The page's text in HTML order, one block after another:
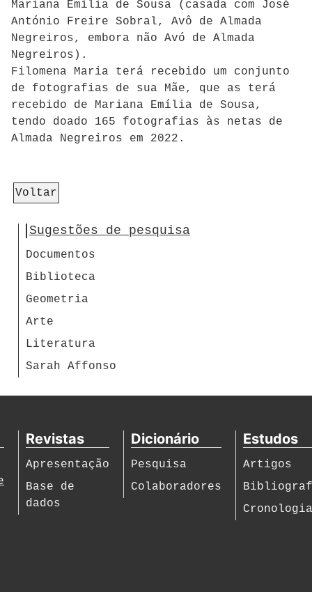
Mariana Emília de Sousa (casada com José
António Freire Sobral, Avô de Almada
Negreiros, embora não Avó de Almada
Negreiros).
Filomena Maria terá recebido um conjunto
de fotografias de sua Mãe, que as terá
recebido de Mariana Emília de Sousa,
tendo doado 165 fotografias às netas de
Almada Negreiros em 2022.
Voltar
Sugestões de pesquisa
Documentos
Biblioteca
Geometria
Arte
Literatura
Sarah Affonso
Revistas
Apresentação
Base de
dados
Dicionário
Pesquisa
Colaboradores
Estudos
Artigos